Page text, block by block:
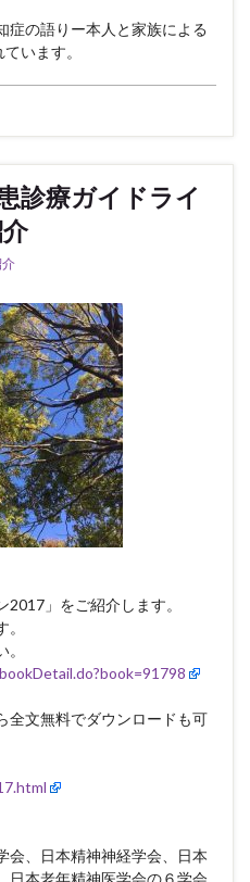
症の語りー本人と家族による
います。
診療ガイドライ
2017」をご紹介します。
全文無料でダウンロードも可
会、日本精神神経学会、日本